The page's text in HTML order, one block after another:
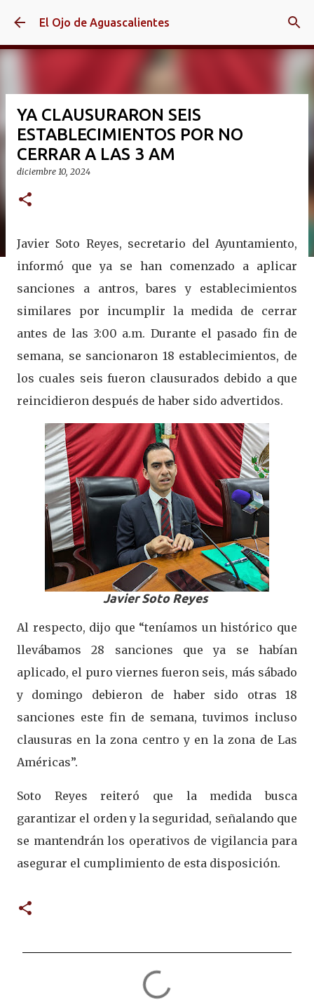
Ir al contenido principal
El Ojo de Aguascalientes
YA CLAUSURARON SEIS
ESTABLECIMIENTOS POR NO
CERRAR A LAS 3 AM
diciembre 10, 2024
Javier Soto Reyes, secretario del Ayuntamiento,
informó que ya se han comenzado a aplicar
sanciones a antros, bares y establecimientos
similares por incumplir la medida de cerrar
antes de las 3:00 a.m. Durante el pasado fin de
semana, se sancionaron 18 establecimientos, de
los cuales seis fueron clausurados debido a que
reincidieron después de haber sido advertidos.
Javier Soto Reyes
Al respecto, dijo que “teníamos un histórico que
llevábamos 28 sanciones que ya se habían
aplicado, el puro viernes fueron seis, más sábado
y domingo debieron de haber sido otras 18
sanciones este fin de semana, tuvimos incluso
clausuras en la zona centro y en la zona de Las
Américas”.
Soto Reyes reiteró que la medida busca
garantizar el orden y la seguridad, señalando que
se mantendrán los operativos de vigilancia para
asegurar el cumplimiento de esta disposición.